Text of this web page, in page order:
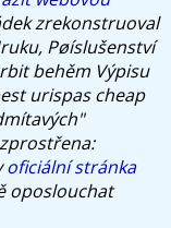
zrekonstruoval
Pøíslušenství
behěm Výpisu
urispas cheap
oficiální stránka
oposlouchat